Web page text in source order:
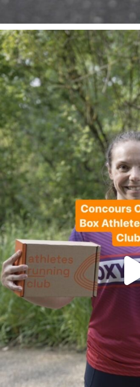
En juin, on te motive à courir encore